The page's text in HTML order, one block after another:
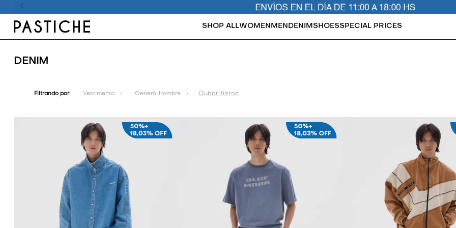
SHOP ALLWOMENMEN DENIMSHOESSPECIAL PRICES
DENIM
Filtrando por: Vestimenta Genero: Hombre Quitar filtros